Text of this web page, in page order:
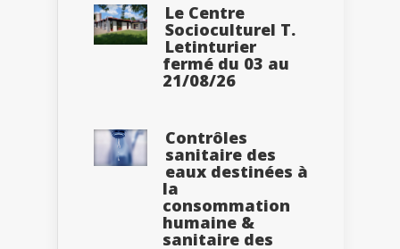
Le Centre
Socioculturel T.
Letinturier
fermé du 03 au
21/08/26
Contrôles
sanitaire des
eaux destinées à
la
consommation
humaine &
sanitaire des